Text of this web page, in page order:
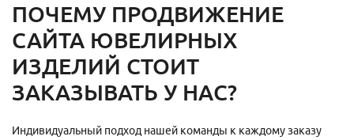
ПОЧЕМУ ПРОДВИЖЕНИЕ
САЙТА ЮВЕЛИРНЫХ
ИЗДЕЛИЙ СТОИТ
ЗАКАЗЫВАТЬ У НАС?
Индивидуальный подход нашей команды к каждому заказу